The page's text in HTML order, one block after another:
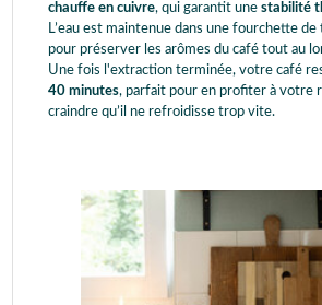
chauffe en cuivre, qui garantit une stabilité
L’eau est maintenue dans une fourchette
pour préserver les arômes du café tout au
Une fois l'extraction terminée, votre café
40 minutes, parfait pour en profiter à votre
craindre qu’il ne refroidisse trop vite.